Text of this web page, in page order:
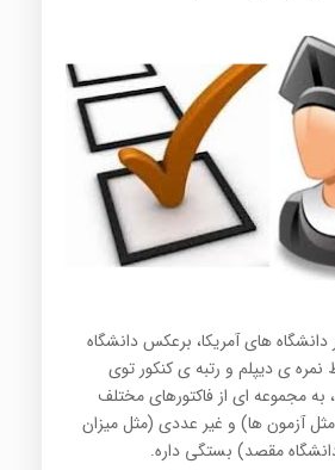
های آمریکا، برعکس دانشگاه
نمره ی دیپلم و رتبه ی کنکور توی
به مجموعه ای از فاکتورهای مختلف
آزمون ها) و غیر عددی (مثل میزان
مقصد) بستگی داره.